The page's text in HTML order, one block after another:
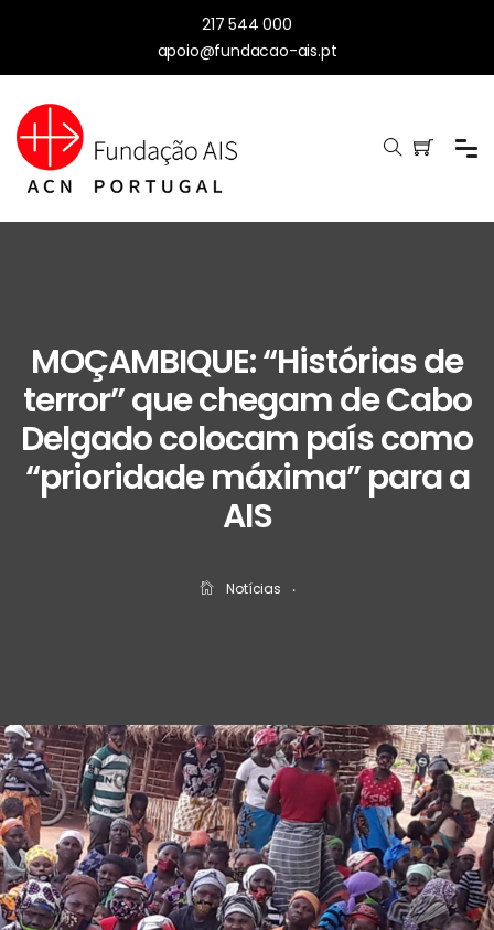
217 544 000
apoio@fundacao-ais.pt
MOÇAMBIQUE: “Histórias de
terror” que chegam de Cabo
Delgado colocam país como
“prioridade máxima” para a
AIS
Notícias ‧